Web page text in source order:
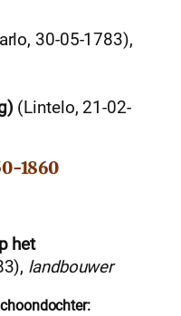
30-05-1783),
(Lintelo, 21-02-
1860
het
landbouwer